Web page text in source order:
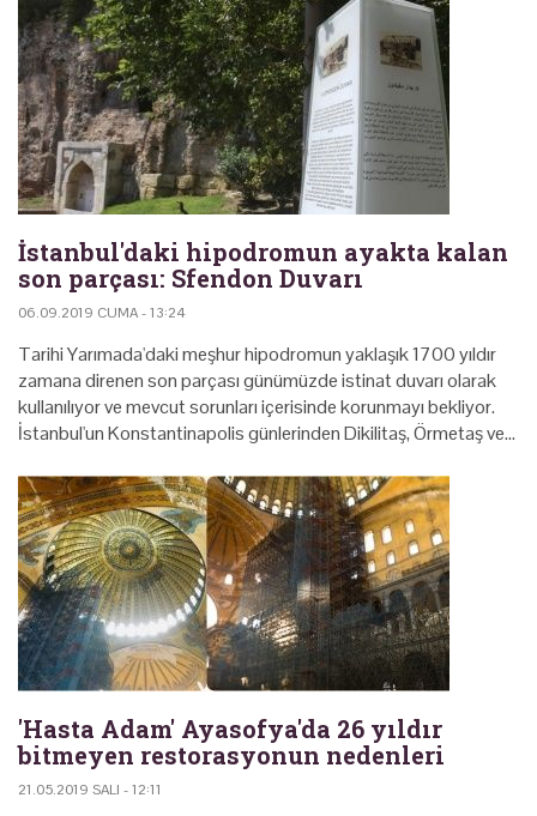
İstanbul'daki hipodromun ayakta kalan
son parçası: Sfendon Duvarı
06.09.2019 CUMA - 13:24
Tarihi Yarımada'daki meşhur hipodromun yaklaşık 1700 yıldır
zamana direnen son parçası günümüzde istinat duvarı olarak
kullanılıyor ve mevcut sorunları içerisinde korunmayı bekliyor.
İstanbul'un Konstantinapolis günlerinden Dikilitaş, Örmetaş ve…
'Hasta Adam' Ayasofya'da 26 yıldır
bitmeyen restorasyonun nedenleri
21.05.2019 SALI - 12:11